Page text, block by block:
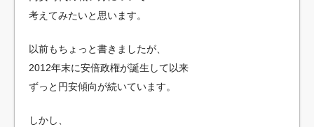
考えてみたいと思います。
以前もちょっと書きましたが、
2012年末に安倍政権が誕生して以来
ずっと円安傾向が続いています。
しかし、